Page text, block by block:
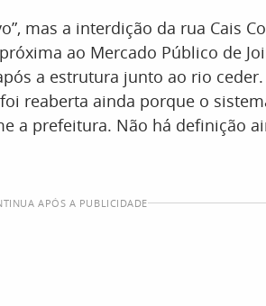
mas a interdição da rua Cais
ao Mercado Público de
a estrutura junto ao rio ceder.
reaberta ainda porque o
a prefeitura. Não há definição
APÓS A PUBLICIDADE